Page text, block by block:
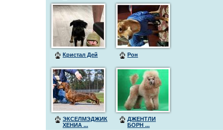
Кристал Дей Рон
ЭКСЕЛМЭДЖИК
ХЕНИА ...
ДЖЕНТЛИ
БОРН ...